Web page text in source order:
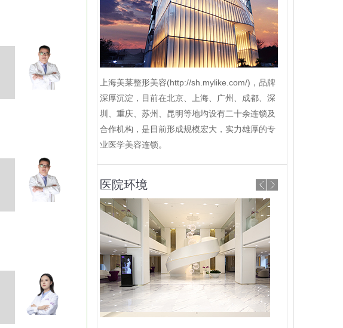
上海美莱整形美容(http://sh.mylike.com/)，品牌
深厚沉淀，目前在北京、上海、广州、成都、深
圳、重庆、苏州、昆明等地均设有二十余连锁及
合作机构，是目前形成规模宏大，实力雄厚的专
业医学美容连锁。
医院环境